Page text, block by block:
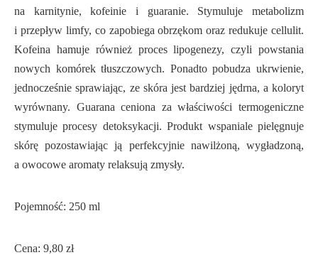
na karnitynie, kofeinie i guaranie. Stymuluje metabolizm
i przepływ limfy, co zapobiega obrzękom oraz redukuje cellulit.
Kofeina hamuje również proces lipogenezy, czyli powstania
nowych komórek tłuszczowych. Ponadto pobudza ukrwienie,
jednocześnie sprawiając, ze skóra jest bardziej jędrna, a koloryt
wyrównany. Guarana ceniona za właściwości termogeniczne
stymuluje procesy detoksykacji. Produkt wspaniale pielęgnuje
skórę pozostawiając ją perfekcyjnie nawilżoną, wygładzoną,
a owocowe aromaty relaksują zmysły.
Pojemność: 250 ml
Cena: 9,80 zł